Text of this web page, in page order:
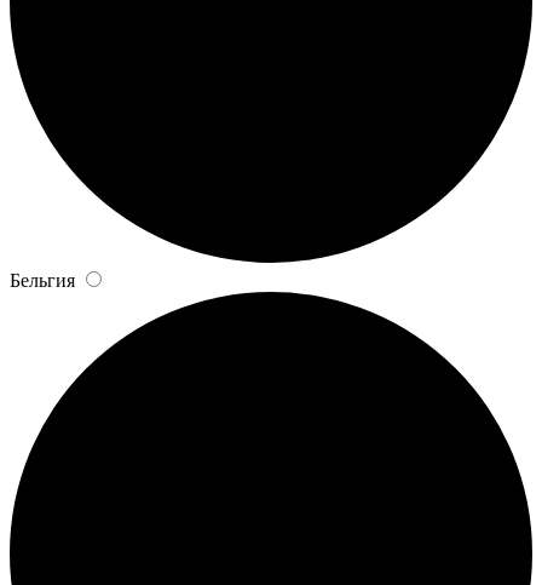
Бельгия